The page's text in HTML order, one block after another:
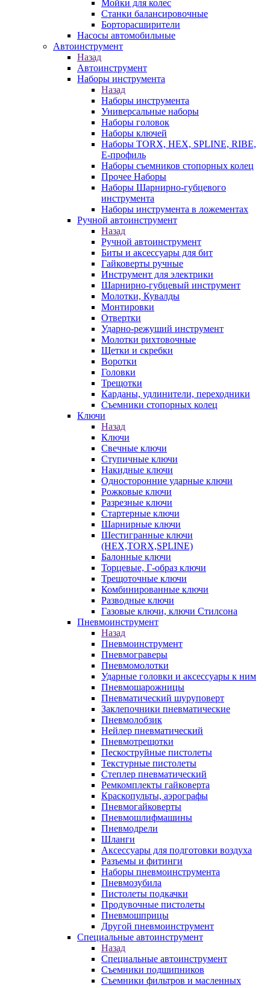
Мойки для колес
Станки балансировочные
Борторасширители
Насосы автомобильные
Автоинструмент
Назад
Автоинструмент
Наборы инструмента
Назад
Наборы инструмента
Универсальные наборы
Наборы головок
Наборы ключей
Наборы TORX, HEX, SPLINE, RIBE,
E-профиль
Наборы съемников стопорных колец
Прочее Наборы
Наборы Шарнирно-губцевого
инструмента
Наборы инструмента в ложементах
Ручной автоинструмент
Назад
Ручной автоинструмент
Биты и аксессуары для бит
Гайковерты ручные
Инструмент для электрики
Шарнирно-губцевый инструмент
Молотки, Кувалды
Монтировки
Отвертки
Ударно-режуший инструмент
Молотки рихтовочные
Щетки и скребки
Воротки
Головки
Трещотки
Карданы, удлинители, переходники
Съемники стопорных колец
Ключи
Назад
Ключи
Свечные ключи
Ступичные ключи
Накидные ключи
Односторонние ударные ключи
Рожковые ключи
Разрезные ключи
Стартерные ключи
Шарнирные ключи
Шестигранные ключи
(HEX,TORX,SPLINE)
Балонные ключи
Торцевые, Г-образ ключи
Трещоточные ключи
Комбинированные ключи
Разводные ключи
Газовые ключи, ключи Стилсона
Пневмоинструмент
Назад
Пневмоинструмент
Пневмограверы
Пневмомолотки
Ударные головки и аксессуары к ним
Пневмошарожницы
Пневматический шуруповерт
Заклепочники пневматические
Пневмолобзик
Нейлер пневматический
Пневмотрещотки
Пескоструйные пистолеты
Текстурные пистолеты
Степлер пневматический
Ремкомплекты гайковерта
Краскопульты, аэрографы
Пневмогайковерты
Пневмошлифмашины
Пневмодрели
Шланги
Аксессуары для подготовки воздуха
Разъемы и фитинги
Наборы пневмоинструмента
Пневмозубила
Пистолеты подкачки
Продувочные пистолеты
Пневмошприцы
Другой пневмоинструмент
Специальные автоинструмент
Назад
Специальные автоинструмент
Съемники подшипников
Съемники фильтров и масленных